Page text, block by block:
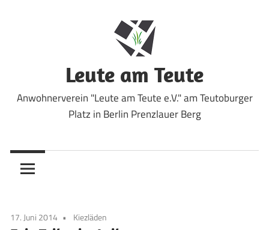
Leute am Teute
Anwohnerverein "Leute am Teute e.V." am Teutoburger
Platz in Berlin Prenzlauer Berg
17. Juni 2014 Kiezläden